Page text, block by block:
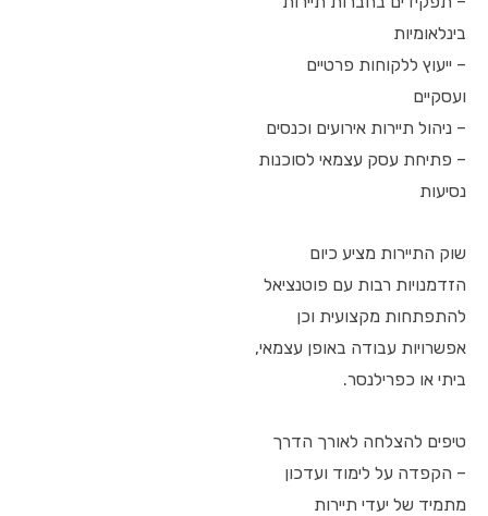
בינלאומיות
– ייעוץ ללקוחות פרטיים
ועסקיים
– ניהול תיירות אירועים וכנסים
– פתיחת עסק עצמאי לסוכנות
נסיעות
שוק התיירות מציע כיום
הזדמנויות רבות עם פוטנציאל
להתפתחות מקצועית וכן
אפשרויות עבודה באופן עצמאי,
ביתי או כפרילנסר.
טיפים להצלחה לאורך הדרך
– הקפדה על לימוד ועדכון
מתמיד של יעדי תיירות